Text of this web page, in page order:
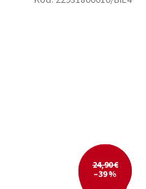
24,90 €
–39 %